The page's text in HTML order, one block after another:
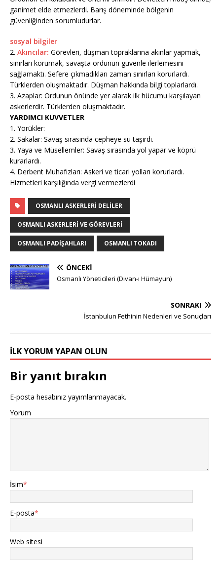
ganimet elde etmezlerdi. Barış döneminde bölgenin
güvenliğinden sorumludurlar.
sosyal bilgiler
2. Akıncılar: Görevleri, düşman topraklarına akınlar yapmak,
sınırları korumak, savaşta ordunun güvenle ilerlemesini
sağlamaktı. Sefere çıkmadıkları zaman sınırları korurlardı.
Türklerden oluşmaktadır. Düşman hakkında bilgi toplarlardı.
3. Azaplar: Ordunun önünde yer alarak ilk hücumu karşılayan
askerlerdir. Türklerden oluşmaktadır.
YARDIMCI KUVVETLER
1. Yörükler:
2. Sakalar: Savaş sırasında cepheye su taşırdı.
3. Yaya ve Müsellemler: Savaş sırasında yol yapar ve köprü
kurarlardı.
4. Derbent Muhafızları: Askeri ve ticari yolları korurlardı.
Hizmetleri karşılığında vergi vermezlerdi
OSMANLI ASKERLERI DELILER
OSMANLI ASKERLERI VE GÖREVLERI
OSMANLI PADIŞAHLARI OSMANLI TOKADI
ÖNCEKI
Osmanlı Yöneticileri (Divan-ı Hümayun)
SONRAKI
İstanbulun Fethinin Nedenleri ve Sonuçları
İLK YORUM YAPAN OLUN
Bir yanıt bırakın
E-posta hesabınız yayımlanmayacak.
Yorum
İsim*
E-posta*
Web sitesi